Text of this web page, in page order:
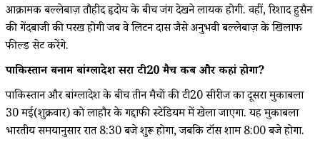
आक्रामक बल्लेबाज़ तौहीद हृदोय के बीच जंग देखने लायक होगी. वहीं, रिशाद हुसैन
की गेंदबाजी की परख होगी जब वे लिटन दास जैसे अनुभवी बल्लेबाज़ के खिलाफ
फील्ड सेट करेंगे.
पाकिस्तान बनाम बांग्लादेश दूसरा टी20 मैच कब और कहां होगा?
पाकिस्तान और बांग्लादेश के बीच तीन मैचों की टी20 सीरीज का दूसरा मुकाबला
30 मई(शुक्रवार) को लाहौर के गद्दाफी स्टेडियम में खेला जाएगा. यह मुकाबला
भारतीय समयानुसार रात 8:30 बजे शुरू होगा, जबकि टॉस शाम 8:00 बजे होगा.